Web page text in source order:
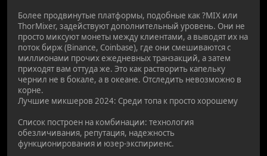
Более продвинутые платформы, подобные как ?MIX или
ThorMixer, задействуют дополнительный уровень. Они не
просто миксуют монеты между клиентами, а выводят их на
поток бирж (Binance, Coinbase), где они смешиваются с
миллионами прочих ежедневных транзакций, а затем
приходят вам оттуда же. Это как растворить капельку
чернил не в бокале, а в океане. Отследить невозможно в
корне.
Лучшие микшеров 2024: Среди топа к просто хорошему
Список построен на комбинации: технология
обезличивания, репутация, надежность
функционирования и юзер-экспириенс.